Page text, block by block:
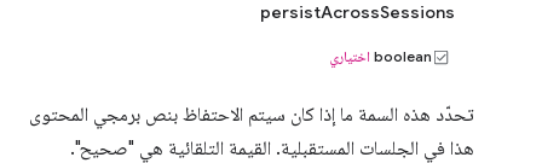
persistAcrossSessions
boolean اختياري
تحدّد هذه السمة ما إذا كان سيتم الاحتفاظ بنص برمجي المحتوى
هذا في الجلسات المستقبلية. القيمة التلقائية هي "صحيح".